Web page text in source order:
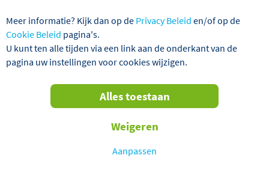
Voor welke bestemming moet ik mij laten testen en
vanaf welke leeftijd?
Wat als de uitslag van mijn PCR-test positief is?
Meer informatie? Kijk dan op de Privacy Beleid en/of op de
Cookie Beleid pagina's.
U kunt ten alle tijden via een link aan de onderkant van de
pagina uw instellingen voor cookies wijzigen.
Aanpassen
Weigeren
Alles toestaan